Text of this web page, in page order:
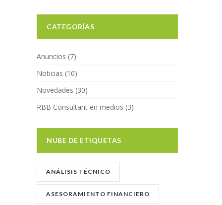
CATEGORÍAS
Anuncios (7)
Noticias (10)
Novedades (30)
RBB Consultant en medios (3)
NUBE DE ETIQUETAS
ANÁLISIS TÉCNICO
ASESORAMIENTO FINANCIERO